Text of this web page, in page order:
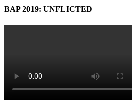
BAP 2019: UNFLICTED